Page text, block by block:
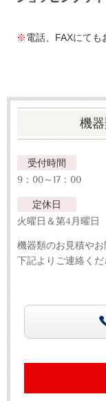
※電話、FAXにて
機
受付時間
9：00～17：00
定休日
火曜日＆第4月曜日
機器類のお見積やお
下記よりご連絡くだ